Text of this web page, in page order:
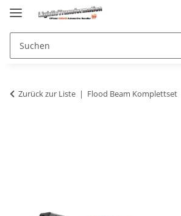
Zurück zur Liste Flood Beam Komplettset